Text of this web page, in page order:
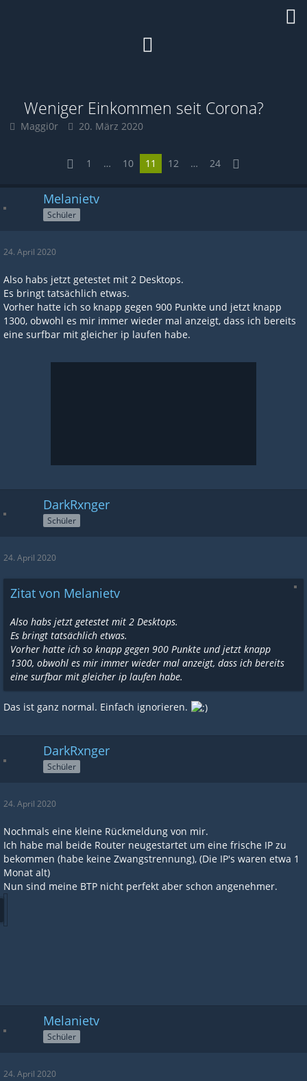
Weniger Einkommen seit Corona?
Maggi0r 20. März 2020
1 … 10 11 12 … 24
Melanietv
Schüler
24. April 2020
Also habs jetzt getestet mit 2 Desktops.
Es bringt tatsächlich etwas.
Vorher hatte ich so knapp gegen 900 Punkte und jetzt knapp
1300, obwohl es mir immer wieder mal anzeigt, dass ich bereits
eine surfbar mit gleicher ip laufen habe.
DarkRxnger
Schüler
24. April 2020
Zitat von Melanietv
Also habs jetzt getestet mit 2 Desktops.
Es bringt tatsächlich etwas.
Vorher hatte ich so knapp gegen 900 Punkte und jetzt knapp
1300, obwohl es mir immer wieder mal anzeigt, dass ich bereits
eine surfbar mit gleicher ip laufen habe.
Das ist ganz normal. Einfach ignorieren.
DarkRxnger
Schüler
24. April 2020
Nochmals eine kleine Rückmeldung von mir.
Ich habe mal beide Router neugestartet um eine frische IP zu
bekommen (habe keine Zwangstrennung), (Die IP's waren etwa 1
Monat alt)
Nun sind meine BTP nicht perfekt aber schon angenehmer.
Melanietv
Schüler
24. April 2020